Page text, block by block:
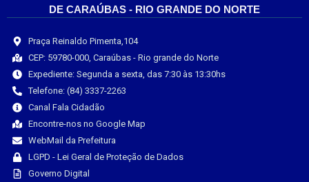
DE CARAÚBAS - RIO GRANDE DO NORTE
Praça Reinaldo Pimenta,104
CEP: 59780-000, Caraúbas - Rio grande do Norte
Expediente: Segunda a sexta, das 7:30 às 13:30hs
Telefone: (84) 3337-2263
Canal Fala Cidadão
Encontre-nos no Google Map
WebMail da Prefeitura
LGPD - Lei Geral de Proteção de Dados
Governo Digital